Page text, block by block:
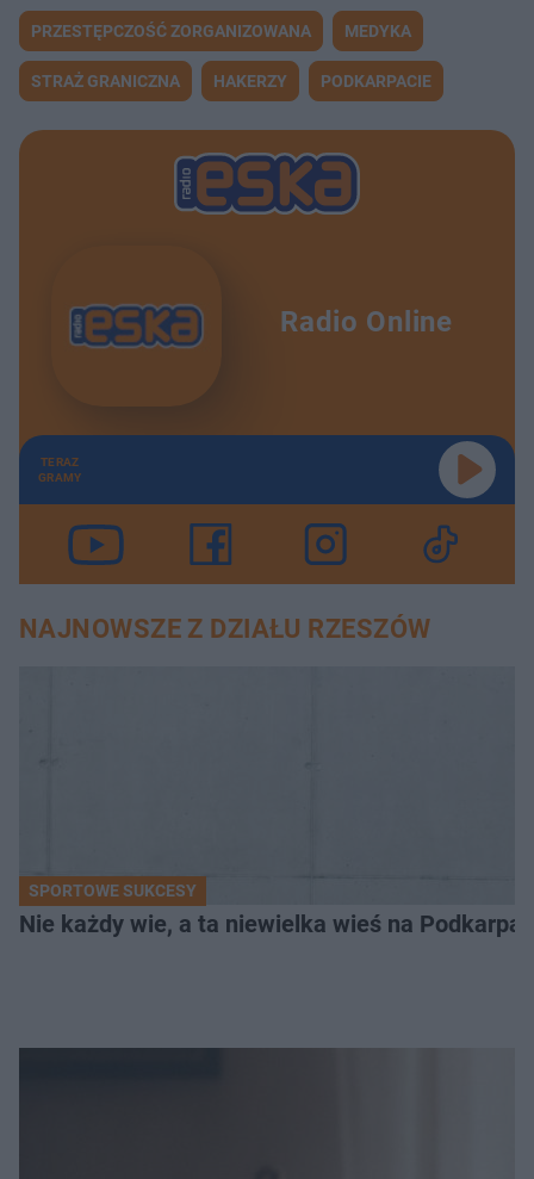
PRZESTĘPCZOŚĆ ZORGANIZOWANA MEDYKA
STRAŻ GRANICZNA HAKERZY PODKARPACIE
Radio Online
TERAZ
GRAMY
NAJNOWSZE Z DZIAŁU RZESZÓW
SPORTOWE SUKCESY
Nie każdy wie, a ta niewielka wieś na